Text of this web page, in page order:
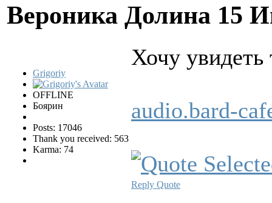
Вероника Долина 15
Grigoriy
OFFLINE
Боярин
Posts: 17046
Thank you received: 563
Karma: 74
Хочу увидеть
audio.bard-
Reply Quote